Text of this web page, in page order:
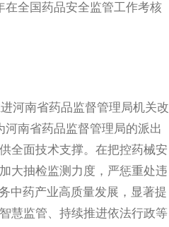
全国药品安全监管工作考核
河南省药品监督管理局机关改
南省药品监督管理局的派出
全面技术支撑。在把控药械安
大抽检监测力度，严惩重处违
中药产业高质量发展，显著提
慧监管、持续推进依法行政等